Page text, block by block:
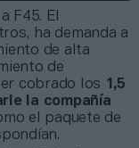
F45. El
ha demanda a
de alta
de
cobrado los 1,5
la compañía
el paquete de